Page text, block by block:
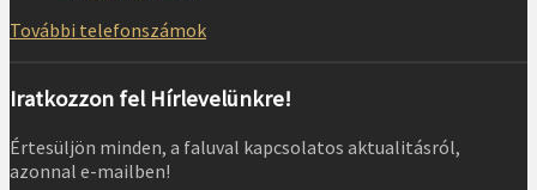
További telefonszámok
Iratkozzon fel Hírlevelünkre!
Értesüljön minden, a faluval kapcsolatos aktualitásról,
azonnal e-mailben!